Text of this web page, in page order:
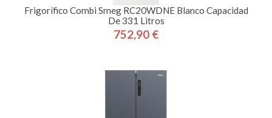
Frigorífico Combi Smeg RC20WDNE Blanco Capacidad
De 331 Litros
Precio
752,90 €